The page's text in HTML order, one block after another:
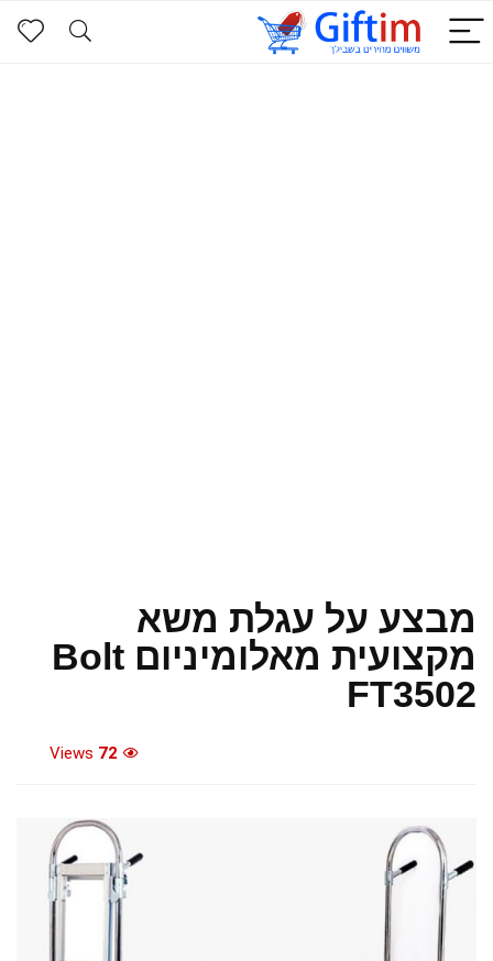
מבצע על עגלת משא
מקצועית מאלומיניום Bolt
FT3502
72